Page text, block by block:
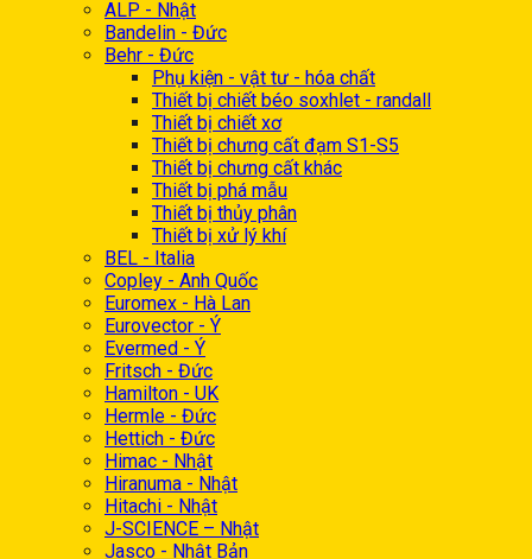
ALP - Nhật
Bandelin - Đức
Behr - Đức
Phụ kiện - vật tư - hóa chất
Thiết bị chiết béo soxhlet - randall
Thiết bị chiết xơ
Thiết bị chưng cất đạm S1-S5
Thiết bị chưng cất khác
Thiết bị phá mẫu
Thiết bị thủy phân
Thiết bị xử lý khí
BEL - Italia
Copley - Anh Quốc
Euromex - Hà Lan
Eurovector - Ý
Evermed - Ý
Fritsch - Đức
Hamilton - UK
Hermle - Đức
Hettich - Đức
Himac - Nhật
Hiranuma - Nhật
Hitachi - Nhật
J-SCIENCE – Nhật
Jasco - Nhật Bản